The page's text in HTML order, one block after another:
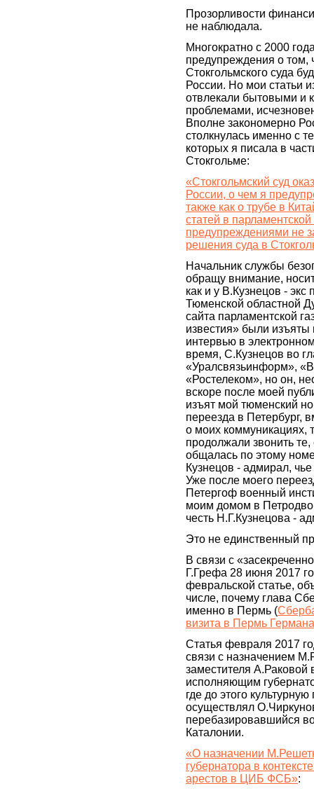
Прозорливости
не наблюдала.
Многократно с 2000
предупреждения о том,
Стокгольмского суда
России. Но мои статьи
отвлекали бытовыми и
проблемами,
Вполне закономерно
столкнулась именно с
которых я писала в
Стокгольме:
«Стокгольмский суд
России, о чем я
также как о трубе в
статей в парламентской
предупреждениями не
решения суда в
Начальник службы
обращу внимание,
как и у В.Кузнецов - экс
Тюменской областной
сайта парламентской
известия» были изъяты
интервью в
время, С.Кузнецов во
«Уралсвязьинформ»,
«Ростелеком», но он,
вскоре после моей
изъят мой тюменский
переезда в Петербург,
о моих коммуникациях,
продолжали звонить те,
общалась по этому
Кузнецов - адмирал,
Уже после моего
Петергоф военный
моим домом в
честь Н.Г.Кузнецова -
Это не единственный
В связи с
Г.Грефа 28 июня 2017
февральской статье,
числе, почему глава
именно в Пермь (
визита в Пермь
Статья февраля 2017
связи с назначением
заместителя А.Раковой
исполняющим
где до этого
осуществлял
перебазировавшийся
Каталонии.
«О назначении
губернатора в
арестов в ЦИБ ФСБ»: